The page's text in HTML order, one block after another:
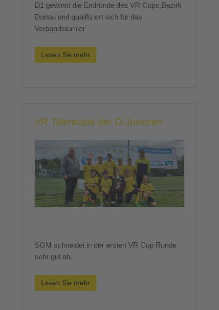
D1 gewinnt die Endrunde des VR Cups Bezirk
Donau und qualifiziert sich für das
Verbandsturnier
Lesen Sie mehr
VR Talentiade der D-Junioren
SGM schneidet in der ersten VR Cup Runde
sehr gut ab.
Lesen Sie mehr